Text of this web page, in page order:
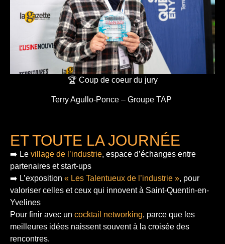
🏆 Coup de coeur du jury
Terry Agullo-Ponce – Groupe TAP
ET TOUTE LA JOURNÉE
➡️ Le village de l’industrie, espace d’échanges entre
partenaires et start-ups
➡️ L’exposition « Les Talentueux de l’industrie », pour
valoriser celles et ceux qui innovent à Saint-Quentin-en-
Yvelines
Pour finir avec un cocktail networking, parce que les
meilleures idées naissent souvent à la croisée des
rencontres.